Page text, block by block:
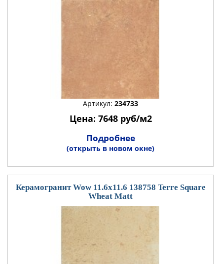
Артикул: 234733
Цена: 7648 руб/м2
Подробнее
(открыть в новом окне)
Керамогранит Wow 11.6x11.6 138758 Terre Square
Wheat Matt